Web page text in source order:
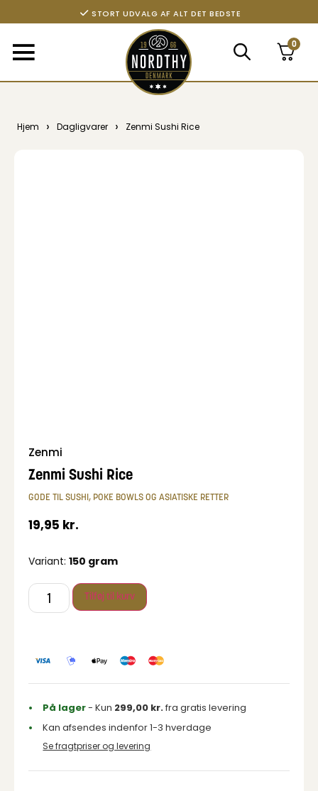
STORT UDVALG AF ALT DET BEDSTE
0
Hjem › Dagligvarer › Zenmi Sushi Rice
Zenmi
Zenmi Sushi Rice
GODE TIL SUSHI, POKE BOWLS OG ASIATISKE RETTER
19,95 kr.
Variant:150 gram
Tilføj til kurv
På lager- Kun 299,00 kr.fra gratis levering
Kan afsendes indenfor 1-3 hverdage
Se fragtpriser og levering